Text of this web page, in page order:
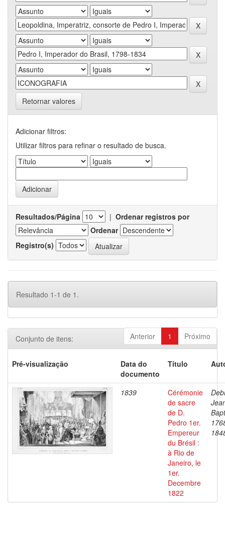
Retornar valores
Adicionar filtros:
Utilizar filtros para refinar o resultado de busca.
Resultados/Página | Ordenar registros por
Ordenar
Registro(s)
Resultado 1-1 de 1.
Anterior 1 Próximo
Conjunto de itens:
Pré-visualização
Data do
documento
Título
1839
Cérémonie
de sacre
de D.
Pedro 1er.
Empereur
du Brésil :
à Rio de
Janeiro, le
1er.
Decembre
1822